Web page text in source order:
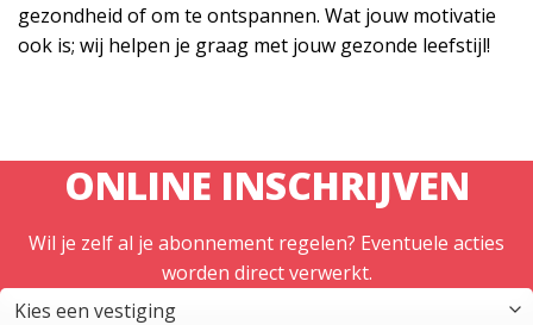
gezondheid of om te ontspannen. Wat jouw motivatie
ook is; wij helpen je graag met jouw gezonde leefstijl!
ONLINE INSCHRIJVEN
Wil je zelf al je abonnement regelen? Eventuele acties
worden direct verwerkt.